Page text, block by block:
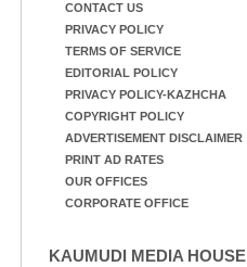
CONTACT US
PRIVACY POLICY
TERMS OF SERVICE
EDITORIAL POLICY
PRIVACY POLICY-KAZHCHA
COPYRIGHT POLICY
ADVERTISEMENT DISCLAIMER
PRINT AD RATES
OUR OFFICES
CORPORATE OFFICE
KAUMUDI MEDIA HOUSE